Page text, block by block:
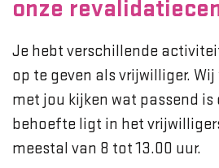
onze
Je hebt verschillende
op te geven als vrijwilliger.
met jou kijken wat passend is
behoefte ligt in het
meestal van 8 tot 13.00 uur.